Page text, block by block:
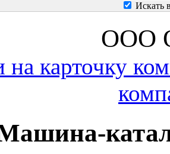
Искать
ООО
на карточку